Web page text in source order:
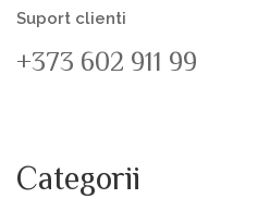
Suport clienti
+373 602 911 99
Categorii